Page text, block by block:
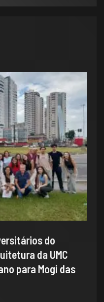
do
da UMC
para Mogi das